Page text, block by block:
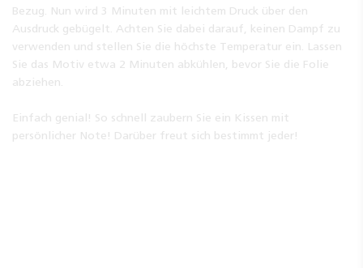
Bezug. Nun wird 3 Minuten mit leichtem Druck über den
Ausdruck gebügelt. Achten Sie dabei darauf, keinen Dampf zu
verwenden und stellen Sie die höchste Temperatur ein. Lassen
Sie das Motiv etwa 2 Minuten abkühlen, bevor Sie die Folie
abziehen.
Einfach genial! So schnell zaubern Sie ein Kissen mit
persönlicher Note! Darüber freut sich bestimmt jeder!